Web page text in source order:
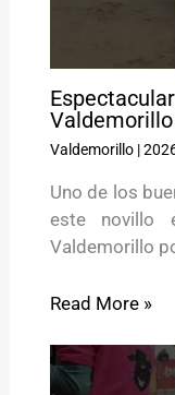
Valdemorillo|
Uno de los
este novillo
Valdemorillo
Read More »